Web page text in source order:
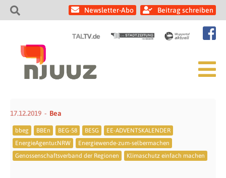
Newsletter-Abo Beitrag schreiben
17.12.2019 Bea
bbeg BBEn BEG-58 BESG
EE-ADVENTSKALENDER
EnergieAgentur.NRW
Energiewende-zum-selbermachen
Genossenschaftsverband der Regionen
Klimaschutz einfach machen